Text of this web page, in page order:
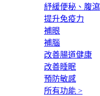
紓緩便秘、腹瀉
提升免疫力
補眼
補腦
改善腸道健康
改善睡眠
預防敏感
所有功能 >